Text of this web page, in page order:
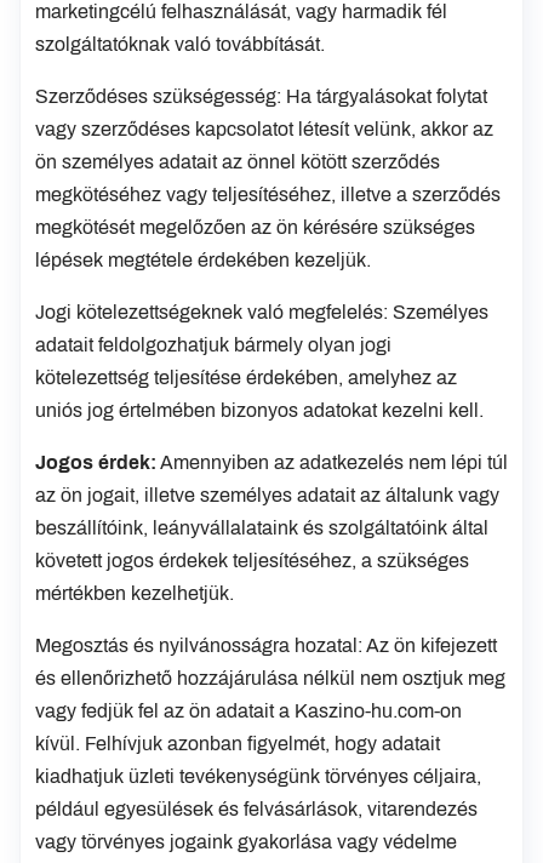
marketingcélú felhasználását, vagy harmadik fél
szolgáltatóknak való továbbítását.
Szerződéses szükségesség: Ha tárgyalásokat folytat
vagy szerződéses kapcsolatot létesít velünk, akkor az
ön személyes adatait az önnel kötött szerződés
megkötéséhez vagy teljesítéséhez, illetve a szerződés
megkötését megelőzően az ön kérésére szükséges
lépések megtétele érdekében kezeljük.
Jogi kötelezettségeknek való megfelelés: Személyes
adatait feldolgozhatjuk bármely olyan jogi
kötelezettség teljesítése érdekében, amelyhez az
uniós jog értelmében bizonyos adatokat kezelni kell.
Jogos érdek: Amennyiben az adatkezelés nem lépi túl
az ön jogait, illetve személyes adatait az általunk vagy
beszállítóink, leányvállalataink és szolgáltatóink által
követett jogos érdekek teljesítéséhez, a szükséges
mértékben kezelhetjük.
Megosztás és nyilvánosságra hozatal: Az ön kifejezett
és ellenőrizhető hozzájárulása nélkül nem osztjuk meg
vagy fedjük fel az ön adatait a Kaszino-hu.com-on
kívül. Felhívjuk azonban figyelmét, hogy adatait
kiadhatjuk üzleti tevékenységünk törvényes céljaira,
például egyesülések és felvásárlások, vitarendezés
vagy törvényes jogaink gyakorlása vagy védelme